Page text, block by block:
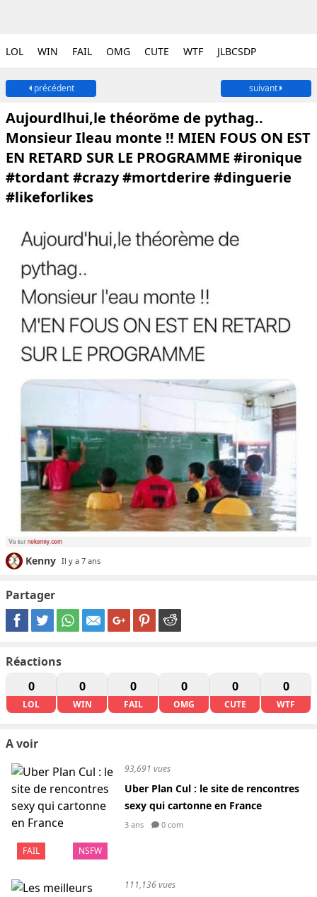
LOL WIN FAIL OMG CUTE WTF JLBCSDP
précédent suivant
Aujourdlhui,le théoröme de pythag..
Monsieur Ileau monte !! MIEN FOUS ON EST
EN RETARD SUR LE PROGRAMME #ironique
#tordant #crazy #mortderire #dinguerie
#likeforlikes
Kenny Il y a 7 ans
Partager
Réactions
0
LOL
0
WIN
0
FAIL
0
OMG
0
CUTE
0
WTF
A voir
FAIL NSFW
93,691 vues
Uber Plan Cul : le site de rencontres
sexy qui cartonne en France
3 ans 0 com
111,136 vues